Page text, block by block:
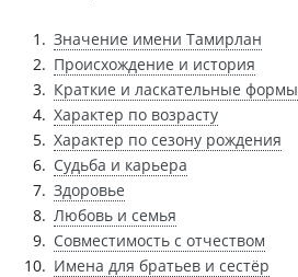
Значение имени Тамирлан
Происхождение и история
Краткие и ласкательные формы
Характер по возрасту
Характер по сезону рождения
Судьба и карьера
Здоровье
Любовь и семья
Совместимость с отчеством
Имена для братьев и сестёр